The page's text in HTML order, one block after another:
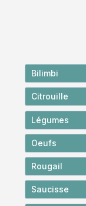
Bilimbi
Citrouille
Légumes
Oeufs
Rougail
Saucisse